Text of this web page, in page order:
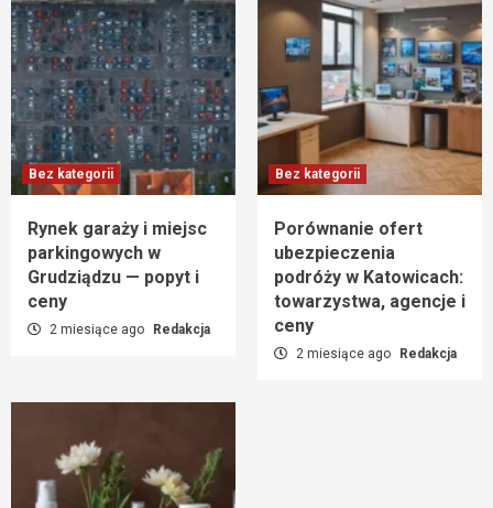
Bez kategorii
Rynek garaży i miejsc
parkingowych w
Grudziądzu — popyt i
ceny
2 miesiące ago Redakcja
Bez kategorii
Porównanie ofert
ubezpieczenia
podróży w Katowicach:
towarzystwa, agencje i
ceny
2 miesiące ago Redakcja